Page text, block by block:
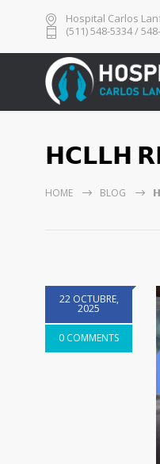
Hospital Carlos
(511) 548-5334 /
𝗛𝗖𝗟𝗟𝗛
HOME BLOG
22 OCTUBRE,
2025
0 COMMENTS